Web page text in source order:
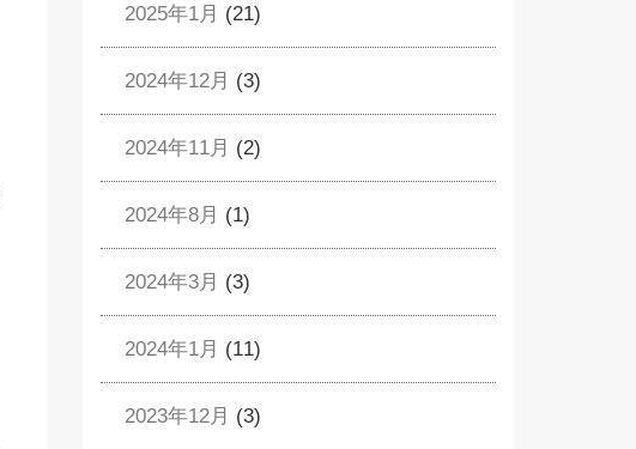
2025年1月 (21)
2024年12月 (3)
2024年11月 (2)
2024年8月 (1)
2024年3月 (3)
2024年1月 (11)
2023年12月 (3)